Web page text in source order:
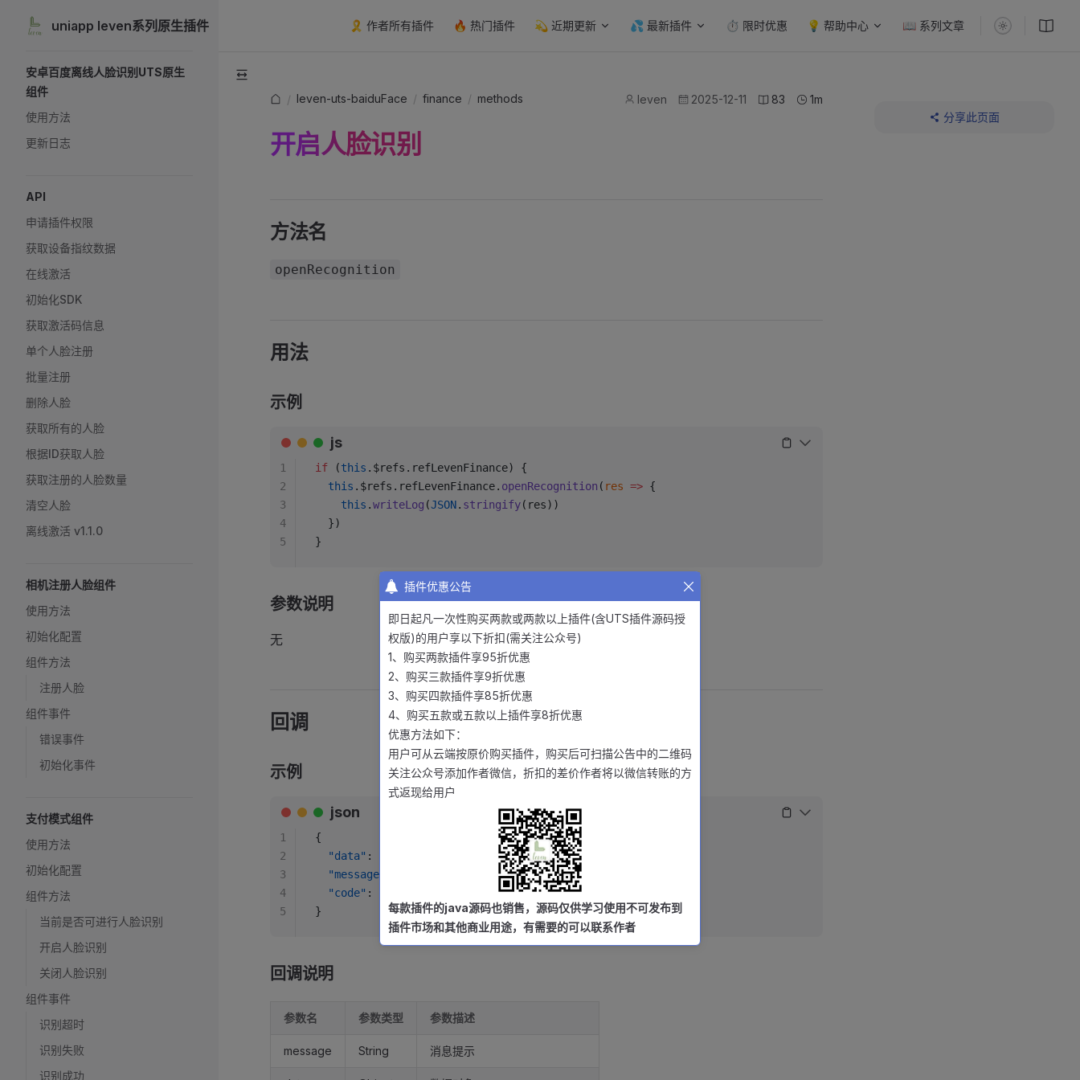
插件优惠公告
即日起凡一次性购买两款或两款以上插件(含UTS插件源码授
权版)的用户享以下折扣(需关注公众号)
1、购买两款插件享95折优惠
2、购买三款插件享9折优惠
3、购买四款插件享85折优惠
4、购买五款或五款以上插件享8折优惠
优惠方法如下：
用户可从云端按原价购买插件，购买后可扫描公告中的二维码
关注公众号添加作者微信，折扣的差价作者将以微信转账的方
式返现给用户
每款插件的java源码也销售，源码仅供学习使用不可发布到
插件市场和其他商业用途，有需要的可以联系作者
Skip to content
uniapp leven系列原生插件 🎗️ 作者所有插件 🔥 热门插件 💫 近期更新 💦 最新插件 ⏱️ 限时优惠 💡 帮助中心 📖 系列文章
安卓百度离线人脸识别UTS原生
组件
使用方法
更新日志
API
申请插件权限
获取设备指纹数据
在线激活
初始化SDK
获取激活码信息
单个人脸注册
批量注册
删除人脸
获取所有的人脸
根据ID获取人脸
获取注册的人脸数量
清空人脸
离线激活 v1.1.0
相机注册人脸组件
使用方法
初始化配置
组件方法
注册人脸
组件事件
错误事件
初始化事件
支付模式组件
使用方法
初始化配置
组件方法
当前是否可进行人脸识别
开启人脸识别
关闭人脸识别
组件事件
识别超时
识别失败
识别成功
分享此页面
/ leven-uts-baiduFace / finance / methods leven 2025-12-11 83 1m
开启人脸识别
方法名
openRecognition
用法
示例
js
if (this .$refs.refLevenFinance) {
  this
.$refs.refLevenFinance. openRecognition ( res => {
    this
.writeLog (JSON. stringify(res))
  })
}
1
2
3
4
5
参数说明
无
回调
示例
json
{
  "data"
: {},
  "message"
  "code"
:
}
1
2
3
4
5
回调说明
参数名 参数类型 参数描述
message String 消息提示